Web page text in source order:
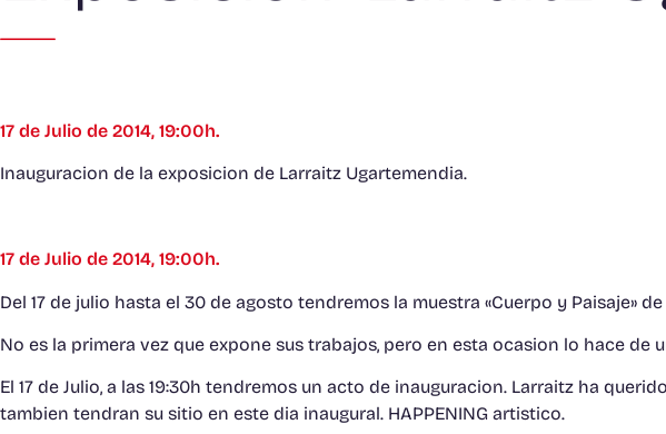
17 de Julio de 2014, 19:00h.
Inauguracion de la exposicion de Larraitz Ugartemendia.
17 de Julio de 2014, 19:00h.
Del 17 de julio hasta el 30 de agosto tendremos la muestra «Cuerpo y Paisaje»
No es la primera vez que expone sus trabajos, pero en esta ocasion lo hace de
El 17 de Julio, a las 19:30h tendremos un acto de inauguracion. Larraitz ha
tambien tendran su sitio en este dia inaugural. HAPPENING artistico.